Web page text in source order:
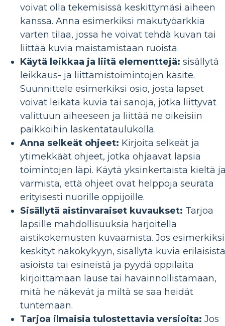
voivat olla tekemisissä keskittymäsi aiheen
kanssa. Anna esimerkiksi makutyöarkkia
varten tilaa, jossa he voivat tehdä kuvan tai
liittää kuvia maistamistaan ​​ruoista.
Käytä leikkaa ja liitä elementtejä: sisällytä
leikkaus- ja liittämistoimintojen käsite.
Suunnittele esimerkiksi osio, josta lapset
voivat leikata kuvia tai sanoja, jotka liittyvät
valittuun aiheeseen ja liittää ne oikeisiin
paikkoihin laskentataulukolla.
Anna selkeät ohjeet: Kirjoita selkeät ja
ytimekkäät ohjeet, jotka ohjaavat lapsia
toimintojen läpi. Käytä yksinkertaista kieltä
varmista, että ohjeet ovat helppoja seurata
erityisesti nuorille oppijoille.
Sisällytä aistinvaraiset kuvaukset: Tarjoa
lapsille mahdollisuuksia harjoitella
aistikokemusten kuvaamista. Jos esimerkiksi
keskityt näkökykyyn, sisällytä kuvia erilaisista
asioista tai esineistä ja pyydä oppilaita
kirjoittamaan lause tai havainnollistamaan,
mitä he näkevät ja miltä se saa heidät
tuntemaan.
Tarjoa ilmaisia ​​tulostettavia versioita: Jos